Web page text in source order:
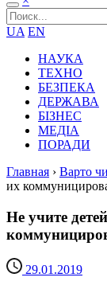
UA EN
НАУКА
ТЕХНО
БЕЗПЕКА
ДЕРЖАВА
БІЗНЕС
МЕДІА
ПОРАДИ
Главная › Варто
их
Не учите
29.01.2019